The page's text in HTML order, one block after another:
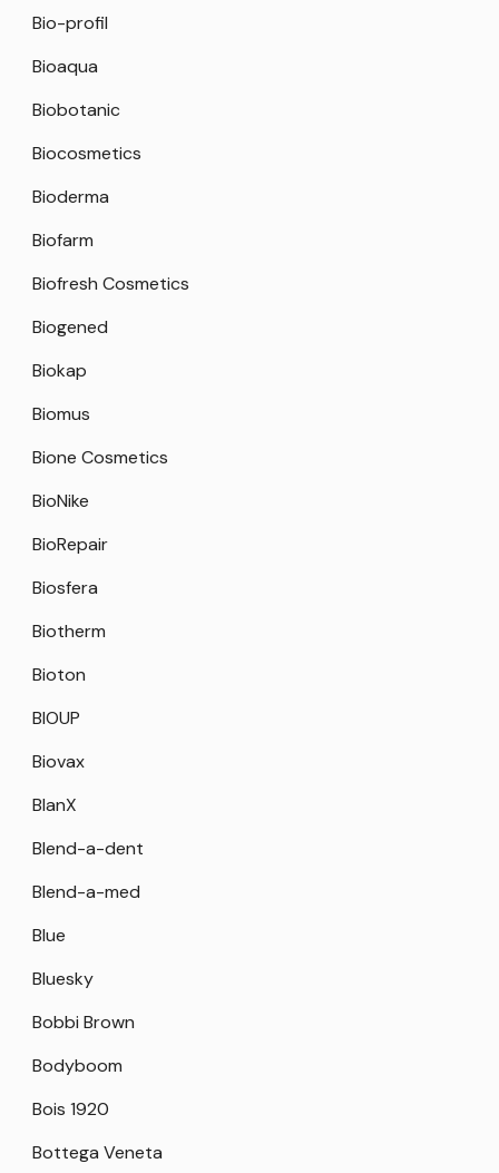
Bio-profil
Bioaqua
Biobotanic
Biocosmetics
Bioderma
Biofarm
Biofresh Cosmetics
Biogened
Biokap
Biomus
Bione Cosmetics
BioNike
BioRepair
Biosfera
Biotherm
Bioton
BIOUP
Biovax
BlanX
Blend-a-dent
Blend-a-med
Blue
Bluesky
Bobbi Brown
Bodyboom
Bois 1920
Bottega Veneta